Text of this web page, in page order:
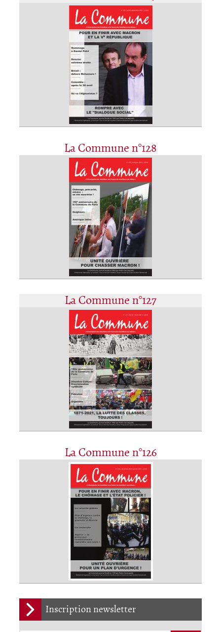
La Commune n°128
La Commune n°127
La Commune n°126
Inscription newsletter